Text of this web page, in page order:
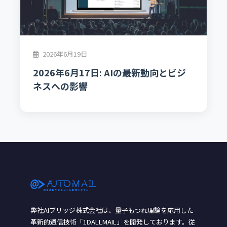
2026年6月19日
2026年6月17日: AIの最新動向とビジ
ネスへの影響
弊社AIブリッジ株式会社は、量子もつれ理論を応用した
革新的通信技術「1DALLMAIL」を開発しております。従